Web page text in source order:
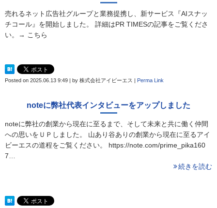
売れるネット広告社グループと業務提携し、新サービス『AIスナッ
チコール』を開始しました。 詳細はPR TIMESの記事をご覧くださ
い。→ こちら
Posted on 2025.06.13 9:49 | by 株式会社アイビーエス | Perma Link
noteに弊社代表インタビューをアップしました
noteに弊社の創業から現在に至るまで、そして未来と共に働く仲間
への思いをＵＰしました。 山あり谷ありの創業から現在に至るアイ
ビーエスの道程をご覧ください。 https://note.com/prime_pika160
7…
続きを読む